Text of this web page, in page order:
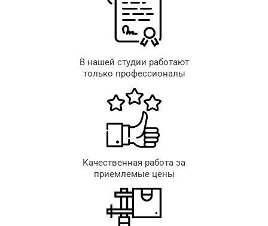
В нашей студии работают
только профессионалы
Качественная работа за
приемлемые цены